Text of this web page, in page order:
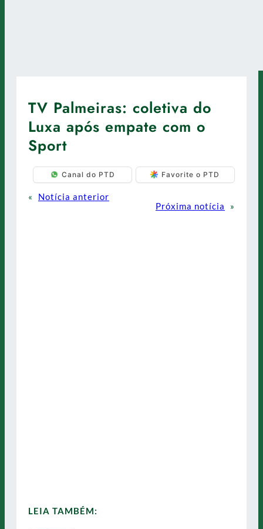
TV Palmeiras: coletiva do
Luxa após empate com o
Sport
Canal do PTD Favorite o PTD
«
Notícia anterior
Próxima notícia
»
LEIA TAMBÉM: